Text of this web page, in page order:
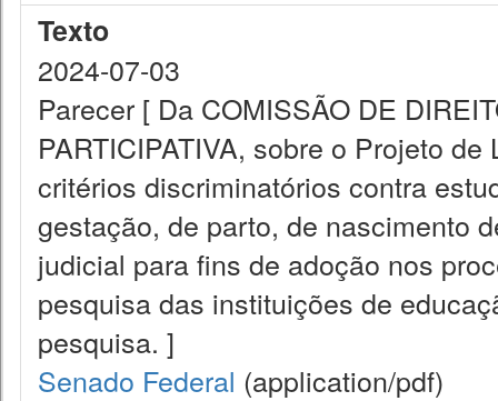
Texto
2024-07-03
Parecer [ Da COMISSÃO DE
PARTICIPATIVA, sobre o Projeto
critérios discriminatórios contra
gestação, de parto, de nascimento
judicial para fins de adoção nos
pesquisa das instituições de
pesquisa. ]
Senado Federal (application/pdf)